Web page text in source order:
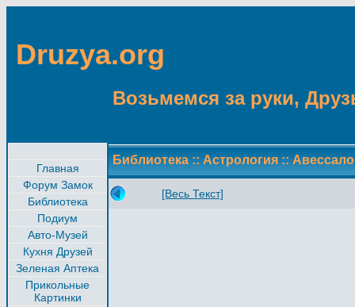
Druzya.org
Возьмемся за руки,
Главная
Форум Замок
Библиотека
Подиум
Авто-Музей
Кухня Друзей
Зеленая Аптека
Прикольные
Картинки
Библиотека :: Астрология ::
[Весь Текст]